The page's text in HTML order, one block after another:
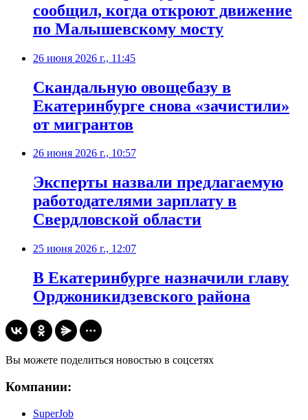
сообщил, когда откроют движение
по Малышевскому мосту
26 июня 2026 г., 11:45
Скандальную овощебазу в
Екатеринбурге снова «зачистили»
от мигрантов
26 июня 2026 г., 10:57
Эксперты назвали предлагаемую
работодателями зарплату в
Свердловской области
25 июня 2026 г., 12:07
В Екатеринбурге назначили главу
Орджоникидзевского района
Вы можете поделиться новостью в соцсетях
Компании:
SuperJob